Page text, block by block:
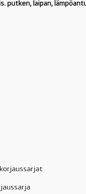
putken, laipan,